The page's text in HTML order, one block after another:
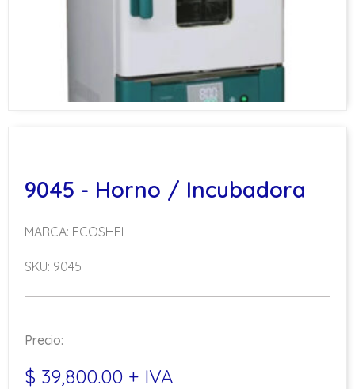
9045 - Horno / Incubadora
MARCA: ECOSHEL
SKU: 9045
Precio:
$ 39,800.00 + IVA